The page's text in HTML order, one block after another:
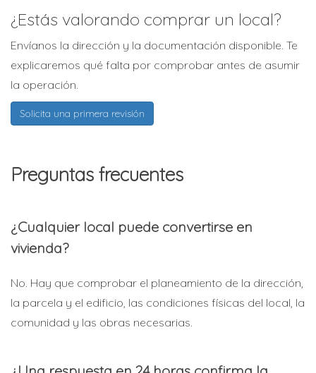
¿Estás valorando comprar un local?
Envíanos la dirección y la documentación disponible. Te
explicaremos qué falta por comprobar antes de asumir
la operación.
Solicita una primera revisión
Preguntas frecuentes
¿Cualquier local puede convertirse en
vivienda?
No. Hay que comprobar el planeamiento de la dirección,
la parcela y el edificio, las condiciones físicas del local, la
comunidad y las obras necesarias.